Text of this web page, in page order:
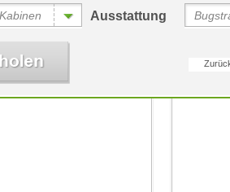
Ausstattung